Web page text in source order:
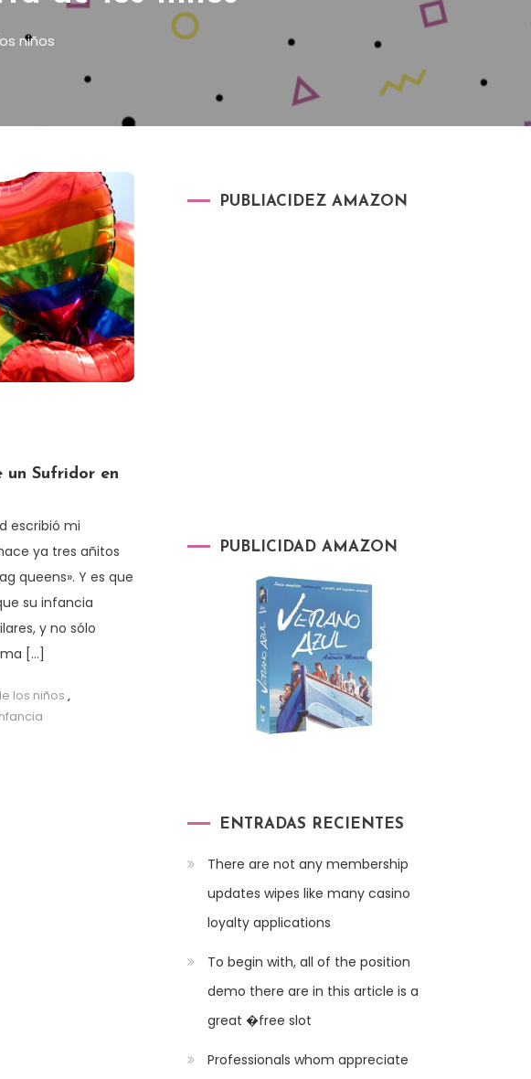
niños
un Sufridor en
escribió mi
ya tres añitos
queens». Y es que
su infancia
y no sólo
[…]
los niños ,
PUBLIACIDEZ AMAZON
PUBLICIDAD AMAZON
ENTRADAS RECIENTES
There are not any membership
updates wipes like many casino
loyalty applications
To begin with, all of the position
demo there are in this article is a
great �free slot
Professionals whom appreciate